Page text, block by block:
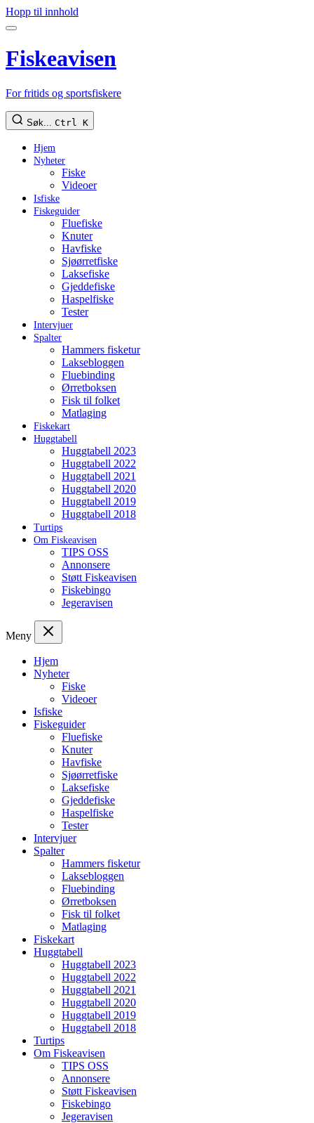
Hopp til innhold
Fiskeavisen
For fritids og sportsfiskere
Søk... Ctrl K
Hjem
Nyheter
Fiske
Videoer
Isfiske
Fiskeguider
Fluefiske
Knuter
Havfiske
Sjøørretfiske
Laksefiske
Gjeddefiske
Haspelfiske
Tester
Intervjuer
Spalter
Hammers fisketur
Laksebloggen
Fluebinding
Ørretboksen
Fisk til folket
Matlaging
Fiskekart
Huggtabell
Huggtabell 2023
Huggtabell 2022
Huggtabell 2021
Huggtabell 2020
Huggtabell 2019
Huggtabell 2018
Turtips
Om Fiskeavisen
TIPS OSS
Annonsere
Støtt Fiskeavisen
Fiskebingo
Jegeravisen
Meny
Hjem
Nyheter
Fiske
Videoer
Isfiske
Fiskeguider
Fluefiske
Knuter
Havfiske
Sjøørretfiske
Laksefiske
Gjeddefiske
Haspelfiske
Tester
Intervjuer
Spalter
Hammers fisketur
Laksebloggen
Fluebinding
Ørretboksen
Fisk til folket
Matlaging
Fiskekart
Huggtabell
Huggtabell 2023
Huggtabell 2022
Huggtabell 2021
Huggtabell 2020
Huggtabell 2019
Huggtabell 2018
Turtips
Om Fiskeavisen
TIPS OSS
Annonsere
Støtt Fiskeavisen
Fiskebingo
Jegeravisen